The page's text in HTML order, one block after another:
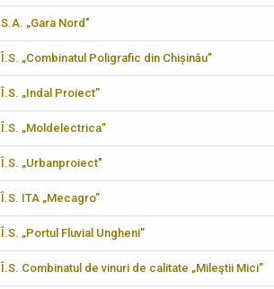
S.A. „Gara Nord"
Î.S. „Combinatul Poligrafic din Chișinău”
Î.S. „Indal Proiect”
Î.S. „Moldelectrica”
Î.S. „Urbanproiect"
Î.S. ITA „Mecagro”
Î.S. „Portul Fluvial Ungheni”
Î.S. Combinatul de vinuri de calitate „Mileştii Mici”